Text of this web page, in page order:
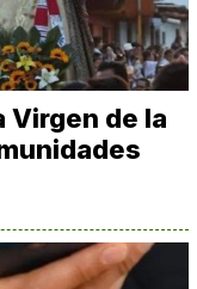
Virgen de la